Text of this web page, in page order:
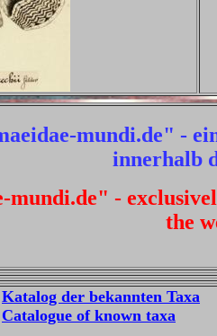
mundi.de" -
innerhalb
-
the
Katalog der bekannten Taxa
Catalogue of known taxa